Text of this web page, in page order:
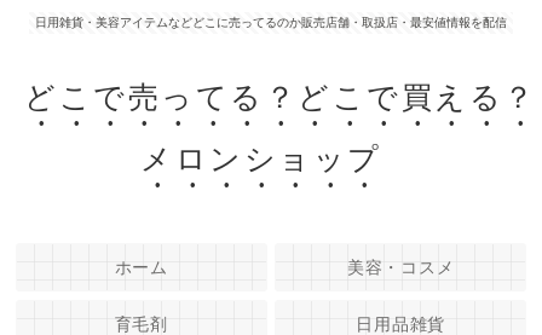
日用雑貨・美容アイテムなどどこに売ってるのか販売店舗・取扱店・最安値情報を配信
どこで売ってる？どこで買える？
メロンショップ
ホーム 美容・コスメ
育毛剤 日用品雑貨